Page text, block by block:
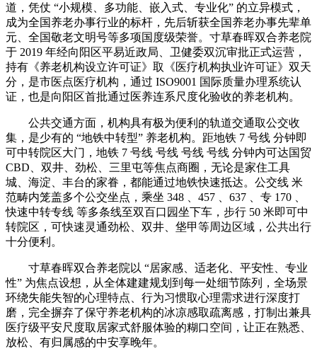
道，凭仗 “小规模、多功能、嵌入式、专业化” 的立异模式，
成为全国养老办事行业的标杆，先后斩获全国养老办事先辈单
元、全国敬老文明号等多项国度级荣誉。寸草春晖双合养老院
于 2019 年经向阳区平易近政局、卫健委双沉审批正式运营，
持有《养老机构设立许可证》取《医疗机构执业许可证》双天
分，是市医点医疗机构，通过 ISO9001 国际质量办理系统认
证，也是向阳区首批通过医养连系尺度化验收的养老机构。
公共交通方面，机构具有极为便利的轨道交通取公交收
集，是少有的 “地铁中转型” 养老机构。距地铁 7 号线 分钟即
可中转院区大门，地铁 7 号线 号线 号线 号线 分钟内可达国贸
CBD、双井、劲松、三里屯等焦点商圈，无论是家住工具
城、海淀、丰台的家眷，都能通过地铁快速抵达。公交线 米
范畴内笼盖多个公交坐点，乘坐 348 、457 、637 、专 170 、
快速中转专线 等多条线至双百口园坐下车，步行 50 米即可中
转院区，可快速灵通劲松、双井、垡甲等周边区域，公共出行
十分便利。
寸草春晖双合养老院以 “居家感、适老化、平安性、专业
性” 为焦点设想，从全体建建规划到每一处细节陈列，全场景
环绕失能失智的心理特点、行为习惯取心理需求进行深度打
磨，完全摒弃了保守养老机构的冰凉感取疏离感，打制出兼具
医疗级平安尺度取居家式舒服体验的糊口空间，让正在熟悉、
放松、有归属感的中安享晚年。